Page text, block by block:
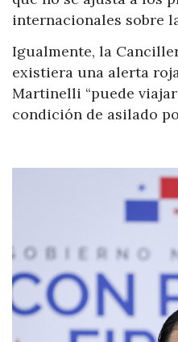
internacionales sobre
Igualmente, la
existiera una alerta
Martinelli “puede
condición de asilado